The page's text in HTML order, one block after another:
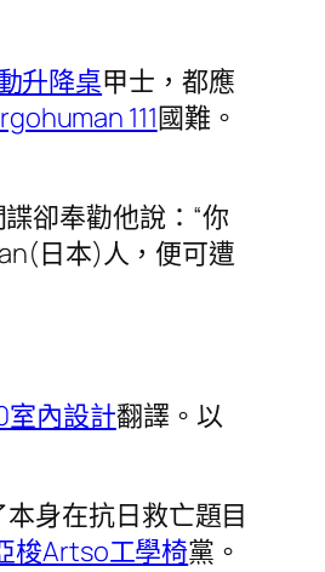
升降桌甲士，都應
111國難。
卻奉勸他說：“你
日本)人，便可遭
室內設計翻譯。以
身在抗日救亡題目
梭Artso工學椅黨。